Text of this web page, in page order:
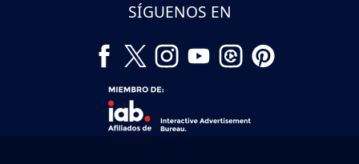
SÍGUENOS EN